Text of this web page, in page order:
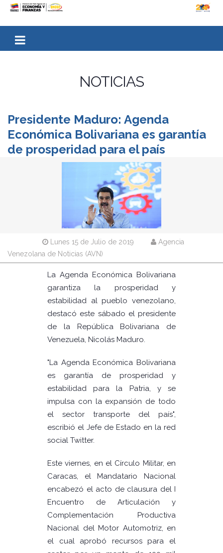
NOTICIAS
Presidente Maduro: Agenda
Económica Bolivariana es garantía
de prosperidad para el país
Lunes 15 de Julio de 2019
Agencia
Venezolana de Noticias (AVN)
La Agenda Económica Bolivariana
garantiza la prosperidad y
estabilidad al pueblo venezolano,
destacó este sábado el presidente
de la República Bolivariana de
Venezuela, Nicolás Maduro.
"La Agenda Económica Bolivariana
es garantía de prosperidad y
estabilidad para la Patria, y se
impulsa con la expansión de todo
el sector transporte del país",
escribió el Jefe de Estado en la red
social Twitter.
Este viernes, en el Círculo Militar, en
Caracas, el Mandatario Nacional
encabezó el acto de clausura del I
Encuentro de Articulación y
Complementación Productiva
Nacional del Motor Automotriz, en
el cual aprobó recursos para el